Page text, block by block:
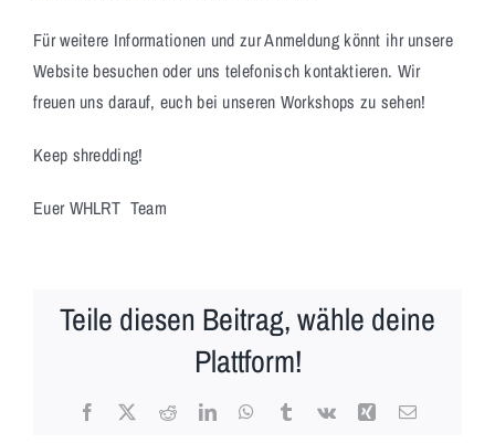
Für weitere Informationen und zur Anmeldung könnt ihr unsere
Website besuchen oder uns telefonisch kontaktieren. Wir
freuen uns darauf, euch bei unseren Workshops zu sehen!
Keep shredding!
Euer WHLRT Team
Teile diesen Beitrag, wähle deine
Plattform!
Facebook RedditLinkedInWhatsApp
TumblrVk XingE-